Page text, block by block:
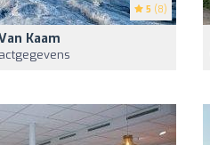
5 (8)
Kaam